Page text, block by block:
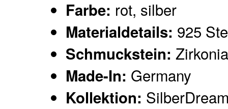
Farbe: rot, silber
Materialdetails: 925
Schmuckstein:
Made-In: Germany
Kollektion: